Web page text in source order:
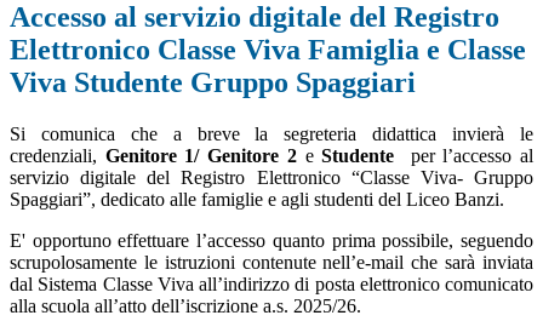
Accesso al servizio digitale del Registro
Elettronico Classe Viva Famiglia e Classe
Viva Studente Gruppo Spaggiari
Si comunica che a breve la segreteria didattica invierà le
credenziali, Genitore 1/ Genitore 2 e Studente per l’accesso al
servizio digitale del Registro Elettronico “Classe Viva- Gruppo
Spaggiari”, dedicato alle famiglie e agli studenti del Liceo Banzi.
E' opportuno effettuare l’accesso quanto prima possibile, seguendo
scrupolosamente le istruzioni contenute nell’e-mail che sarà inviata
dal Sistema Classe Viva all’indirizzo di posta elettronico comunicato
alla scuola all’atto dell’iscrizione a.s. 2025/26.